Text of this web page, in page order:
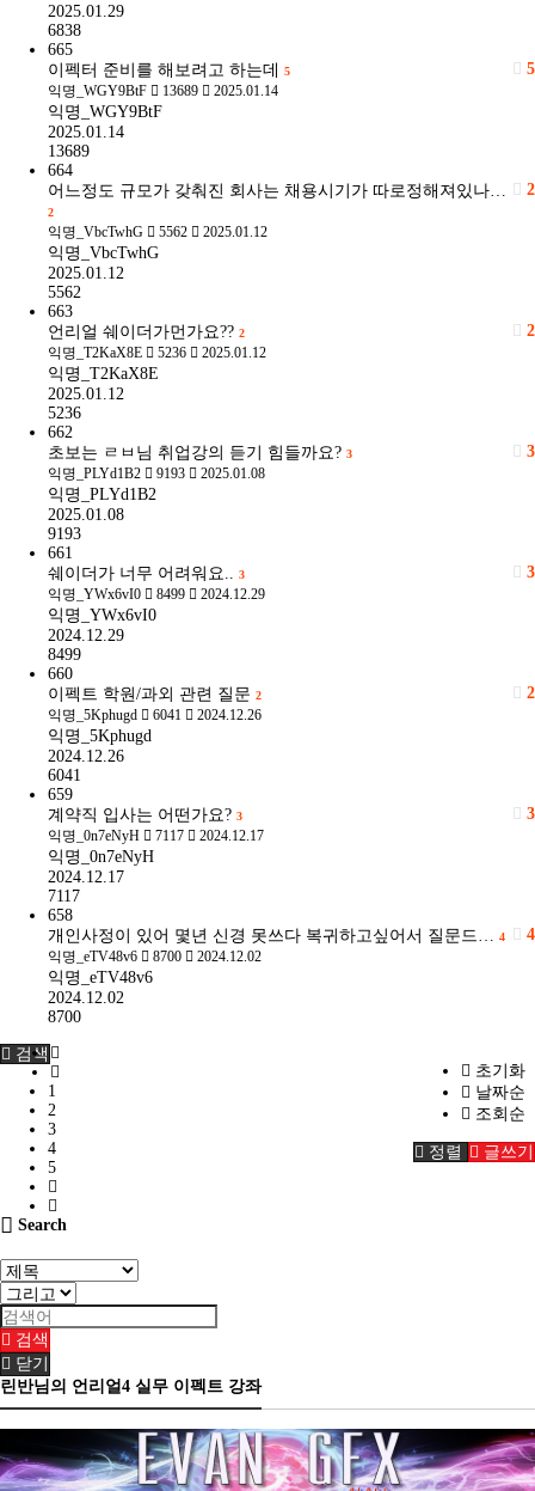
2025.01.29
6838
665
5
이펙터 준비를 해보려고 하는데 5
익명_WGY9BtF 13689 2025.01.14
익명_WGY9BtF
2025.01.14
13689
664
2
어느정도 규모가 갖춰진 회사는 채용시기가 따로정해져있나…
2
익명_VbcTwhG 5562 2025.01.12
익명_VbcTwhG
2025.01.12
5562
663
2
언리얼 쉐이더가먼가요?? 2
익명_T2KaX8E 5236 2025.01.12
익명_T2KaX8E
2025.01.12
5236
662
3
초보는 ㄹㅂ님 취업강의 듣기 힘들까요? 3
익명_PLYd1B2 9193 2025.01.08
익명_PLYd1B2
2025.01.08
9193
661
3
쉐이더가 너무 어려워요.. 3
익명_YWx6vI0 8499 2024.12.29
익명_YWx6vI0
2024.12.29
8499
660
2
이펙트 학원/과외 관련 질문 2
익명_5Kphugd 6041 2024.12.26
익명_5Kphugd
2024.12.26
6041
659
3
계약직 입사는 어떤가요? 3
익명_0n7eNyH 7117 2024.12.17
익명_0n7eNyH
2024.12.17
7117
658
4
개인사정이 있어 몇년 신경 못쓰다 복귀하고싶어서 질문드… 4
익명_eTV48v6 8700 2024.12.02
익명_eTV48v6
2024.12.02
8700
초기화
날짜순
조회순
정렬 글쓰기
검색
1
2
3
4
5
Search
검색
닫기
린반님의 언리얼4 실무 이펙트 강좌